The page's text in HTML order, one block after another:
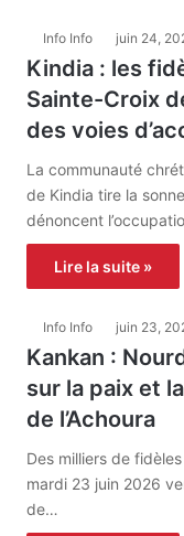
Info Info juin 24,
Kindia : les
Sainte-Croix
des voies
La communauté
de Kindia tire la
dénoncent
Lire la suite »
Info Info juin 23,
Kankan :
sur la paix et
de l’Achoura
Des milliers de
mardi 23 juin 2026
de…